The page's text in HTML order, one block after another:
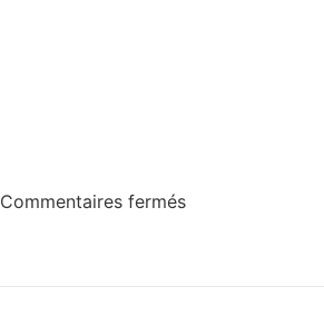
Commentaires fermés